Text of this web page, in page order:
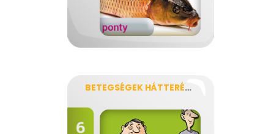
BETEGSÉGEK HÁTTERÉBEN